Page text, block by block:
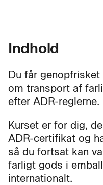
Indhold
Du får
om transport af
efter ADR-reglerne.
Kurset er for dig,
ADR-certifikat og
så du fortsat kan
farligt gods i
internationalt.